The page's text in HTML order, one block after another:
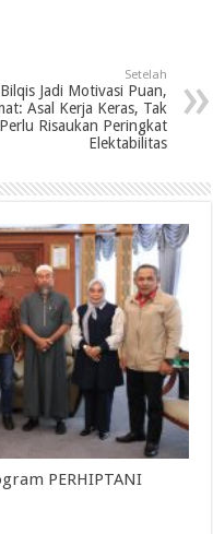
Setelah
Bilqis Jadi Motivasi Puan,
Asal Kerja Keras, Tak
Perlu Risaukan Peringkat
Elektabilitas
PERHIPTANI